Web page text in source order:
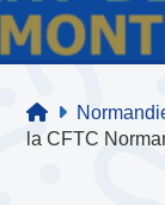
la CFTC